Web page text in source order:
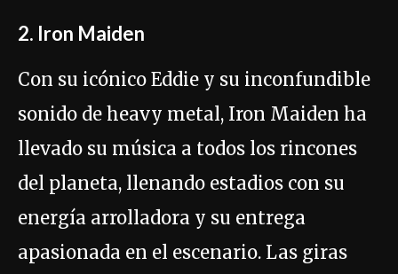
2. Iron Maiden
Con su icónico Eddie y su inconfundible
sonido de heavy metal, Iron Maiden ha
llevado su música a todos los rincones
del planeta, llenando estadios con su
energía arrolladora y su entrega
apasionada en el escenario. Las giras